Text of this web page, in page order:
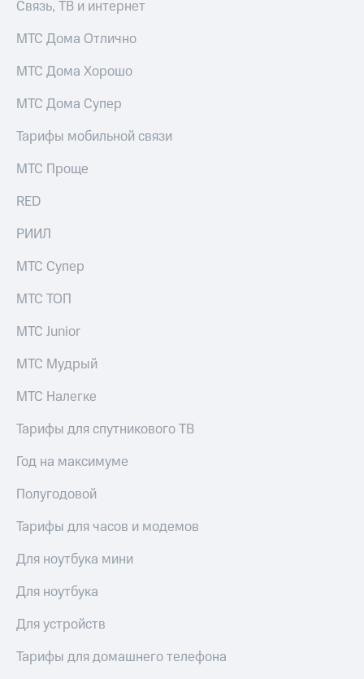
Связь, ТВ и интернет
МТС Дома Отлично
МТС Дома Хорошо
МТС Дома Супер
Тарифы мобильной связи
МТС Проще
RED
РИИЛ
МТС Супер
МТС ТОП
МТС Junior
МТС Мудрый
МТС Налегке
Тарифы для спутникового ТВ
Год на максимуме
Полугодовой
Тарифы для часов и модемов
Для ноутбука мини
Для ноутбука
Для устройств
Тарифы для домашнего телефона